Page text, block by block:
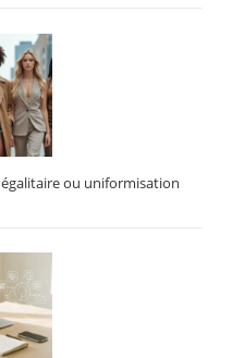
ou uniformisation